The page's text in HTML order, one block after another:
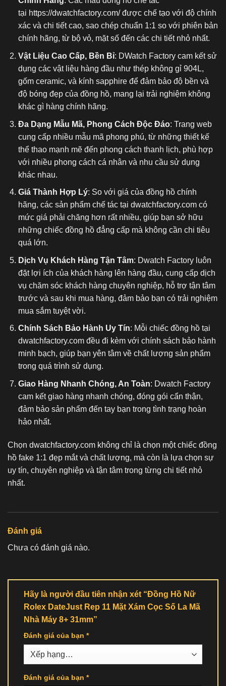
tại https://dwatchfactory.com/được chế tạo với độ chính
xác và chi tiết cao, sao chép chuẩn 1:1 so với phiên bản
chính hãng, từ bộ vỏ, mặt số đến các chi tiết nhỏ nhất.
Vật Liệu Cao Cấp, Bền Bỉ: DWatch Factory cam kết sử
dụng các vật liệu hàng đầu như thép không gỉ 904L,
gốm ceramic, và kính sapphire để đảm bảo độ bền và
độ bóng đẹp của đồng hồ, mang lại trải nghiệm không
khác gì hàng chính hãng.
Đa Dạng Mẫu Mã, Phong Cách Độc Đáo: Trang web
cung cấp nhiều mẫu mã phong phú, từ những thiết kế
thể thao mạnh mẽ đến phong cách thanh lịch, phù hợp
với nhiều phong cách cá nhân và nhu cầu sử dụng
khác nhau.
Giá Thành Hợp Lý: So với giá của đồng hồ chính
hãng, các sản phẩm chế tác tại dwatchfactory.com có
mức giá phải chăng hơn rất nhiều, giúp bạn sở hữu
những chiếc đồng hồ đẳng cấp mà không cần chi tiêu
quá lớn.
Dịch Vụ Khách Hàng Tận Tâm: Dwatch Factory luôn
đặt lợi ích của khách hàng lên hàng đầu, cung cấp dịch
vụ chăm sóc khách hàng chuyên nghiệp, hỗ trợ tận tâm
trước và sau khi mua hàng, đảm bảo bạn có trải nghiệm
mua sắm tuyệt vời.
Chính Sách Bảo Hành Uy Tín: Mỗi chiếc đồng hồ tại
dwatchfactory.com đều đi kèm với chính sách bảo hành
minh bạch, giúp bạn yên tâm về chất lượng sản phẩm
trong quá trình sử dụng.
Giao Hàng Nhanh Chóng, An Toàn: Dwatch Factory
cam kết giao hàng nhanh chóng, đóng gói cẩn thận,
đảm bảo sản phẩm đến tay bạn trong tình trạng hoàn
hảo nhất.
Chọn dwatchfactory.com không chỉ là chọn một chiếc đồng
hồ fake 1:1 đẹp mắt và chất lượng, mà còn là lựa chọn sự
uy tín, chuyên nghiệp và tận tâm trong từng chi tiết nhỏ
nhất.
Đánh giá
Chưa có đánh giá nào.
Hãy là người đầu tiên nhận xét “Đồng Hồ Nữ
Rolex DateJust Rep 11 Mặt Xám Cọc Số La Mã
Nhà Máy 8+ 31mm”
Đánh giá của bạn *
Đánh giá của bạn *